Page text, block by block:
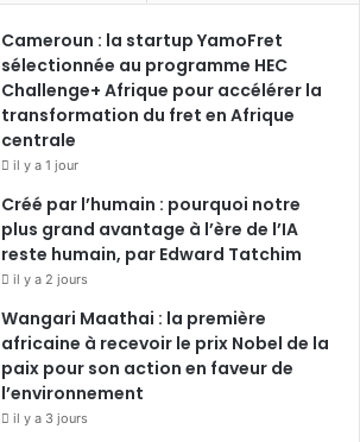
b
o
o
e
d
u
b
a
g
m
Cameroun : la startup YamoFret
sélectionnée au programme HEC
Challenge+ Afrique pour accélérer la
transformation du fret en Afrique
centrale
il y a 1 jour
Créé par l’humain : pourquoi notre
plus grand avantage à l’ère de l’IA
reste humain, par Edward Tatchim
il y a 2 jours
Wangari Maathai : la première
africaine à recevoir le prix Nobel de la
paix pour son action en faveur de
l’environnement
il y a 3 jours